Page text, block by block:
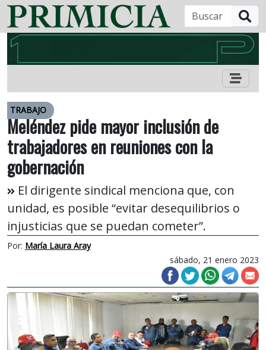
TRABAJO
Meléndez pide mayor inclusión de
trabajadores en reuniones con la
gobernación
El dirigente sindical menciona que, con
unidad, es posible “evitar desequilibrios o
injusticias que se puedan cometer”.
Por: María Laura Aray
sábado, 21 enero 2023